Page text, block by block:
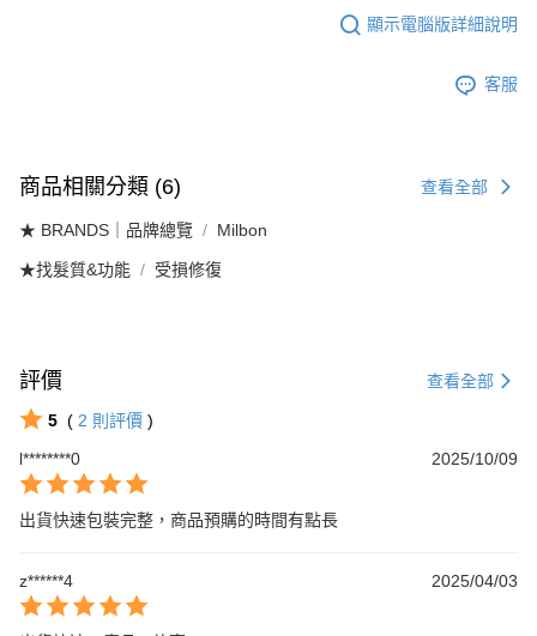
顯示電腦版詳細說明
客服
商品相關分類 (6) 查看全部
★ BRANDS｜品牌總覽 Milbon
★找髮質&功能 受損修復
評價 查看全部
5 ( 2 則評價 )
l********0
2025/10/09
出貨快速包裝完整，商品預購的時間有點長
z******4 2025/04/03